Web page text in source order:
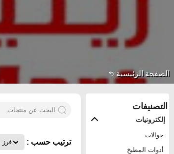
الصفحة الرئيسية
التصنيفات
إلكترونيات
جوالات
أدوات المطبخ
ترتيب حسب :